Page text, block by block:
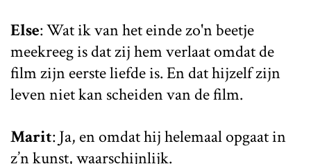
Else: Wat ik van het einde zo'n beetje
meekreeg is dat zij hem verlaat omdat de
film zijn eerste liefde is. En dat hijzelf zijn
leven niet kan scheiden van de film.
Marit: Ja, en omdat hij helemaal opgaat in
z’n kunst, waarschijnlijk.